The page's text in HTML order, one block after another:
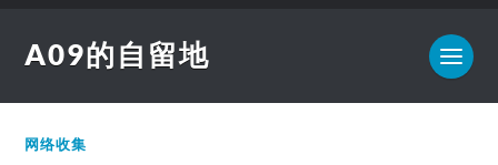
A09的自留地
网络收集